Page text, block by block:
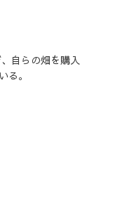
自らの畑を購入
。